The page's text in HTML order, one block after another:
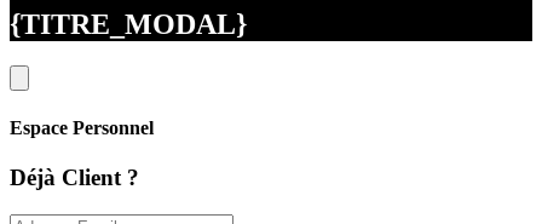
{TITRE_MODAL}
Espace Personnel
Déjà Client ?